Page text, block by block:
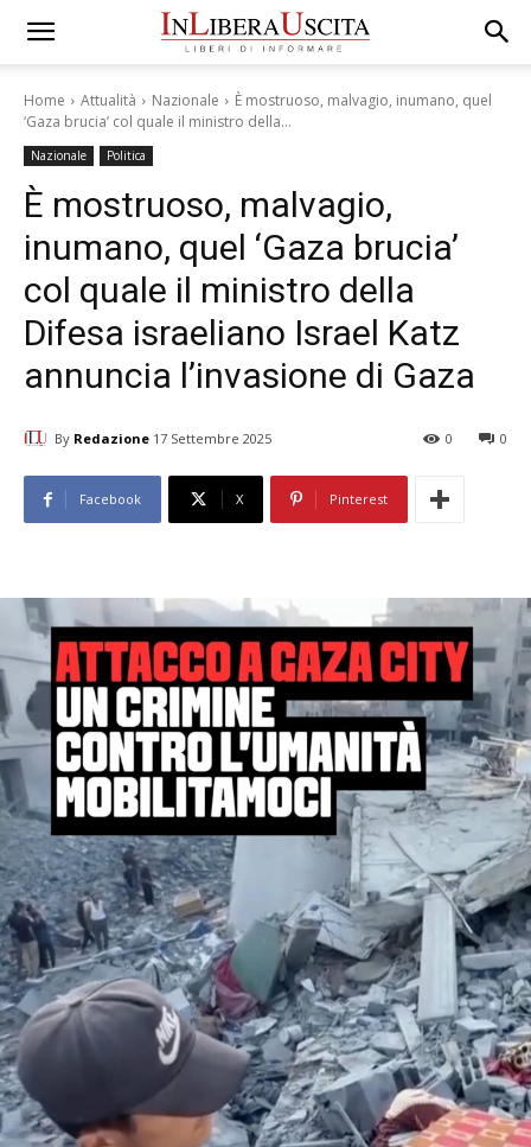
Home Attualità Nazionale
È mostruoso, malvagio, inumano, quel
‘Gaza brucia’ col quale il ministro della...
Nazionale Politica
È mostruoso, malvagio,
inumano, quel ‘Gaza brucia’
col quale il ministro della
Difesa israeliano Israel Katz
annuncia l’invasione di Gaza
By Redazione 17 Settembre 2025 0
0
Facebook X Pinterest